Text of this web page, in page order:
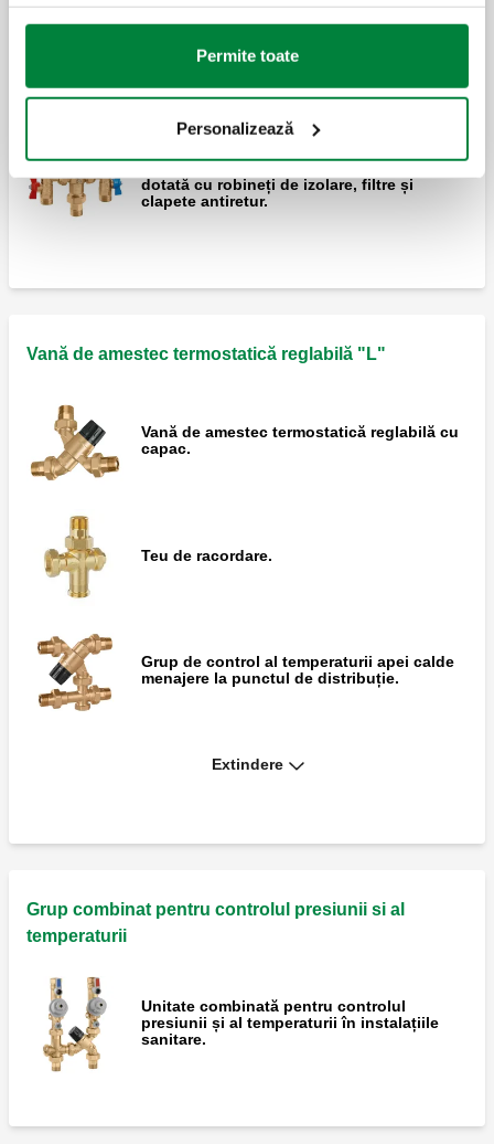
Permite toate
Personalizează
Vană de amestec termostatică anti-opărire,
antiretur.
dotată cu robineți de izolare, filtre și
clapete antiretur.
Vană de amestec termostatică reglabilă "L"
Vană de amestec termostatică reglabilă cu
capac.
Teu de racordare.
Grup de control al temperaturii apei calde
menajere la punctul de distribuție.
Kit accesoriu pentru conectarea la
calde menajere la punctul de distribuție,
din seria 5201.
Pereche de racorduri excentrice.
menajere la punctul de distribuție, dotat cu
Extindere
Grup combinat pentru controlul presiunii si al
temperaturii
Unitate combinată pentru controlul
presiunii și al temperaturii în instalațiile
sanitare.